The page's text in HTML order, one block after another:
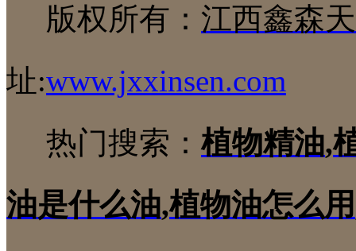
版权所有： 江西鑫森
址:www.jxxinsen.com
热门搜索： 植物精油,
油是什么油,植物油怎么用